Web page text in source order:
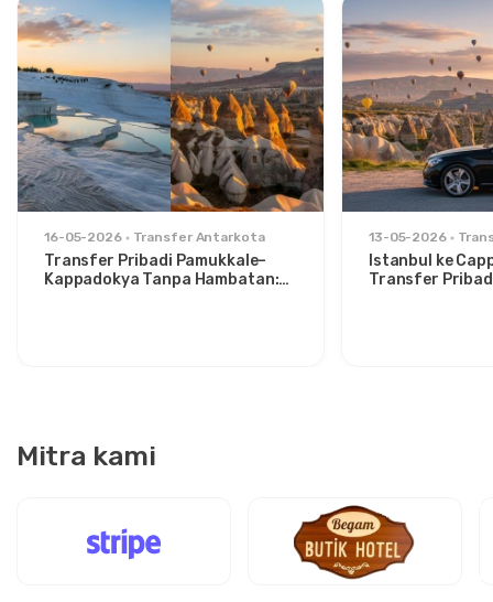
16-05-2026 Transfer Antarkota
Transfer Pribadi Pamukkale–
Kappadokya Tanpa Hambatan:
13-05-2026
Istanbul ke
Transfer
Mitra kami